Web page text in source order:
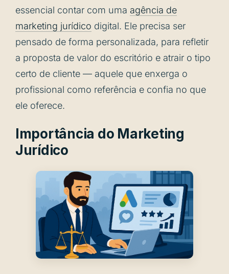
essencial contar com uma agência de
marketing jurídico digital. Ele precisa ser
pensado de forma personalizada, para refletir
a proposta de valor do escritório e atrair o tipo
certo de cliente — aquele que enxerga o
profissional como referência e confia no que
ele oferece.
Importância do Marketing
Jurídico